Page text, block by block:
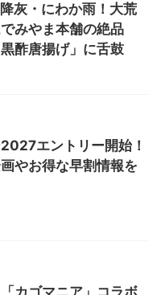
灰・にわか雨！大荒
みやま本舗の絶品
黒酢唐揚げ」に舌鼓
エントリー開始！
やお得な早割情報を
「カゴマニア」コラボ